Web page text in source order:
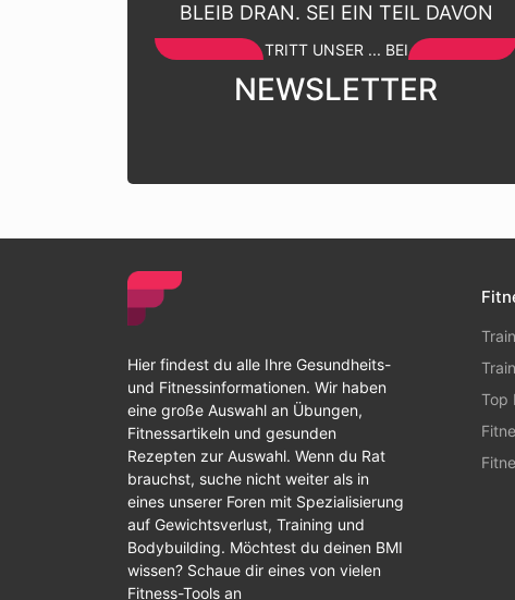
BLEIB DRAN. SEI EIN TEIL DAVON
TRITT UNSER ... BEI
NEWSLETTER
Hier findest du alle Ihre Gesundheits-
und Fitnessinformationen. Wir haben
eine große Auswahl an Übungen,
Fitnessartikeln und gesunden
Rezepten zur Auswahl. Wenn du Rat
brauchst, suche nicht weiter als in
eines unserer Foren mit Spezialisierung
auf Gewichtsverlust, Training und
Bodybuilding. Möchtest du deinen BMI
wissen? Schaue dir eines von vielen
Fitness-Tools an
Top